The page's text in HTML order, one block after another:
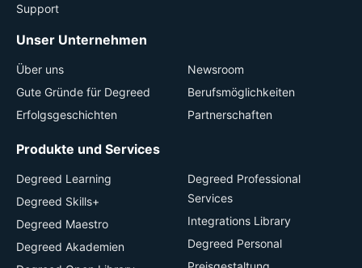
Support
Unser Unternehmen
Über uns
Gute Gründe für Degreed
Erfolgsgeschichten
Newsroom
Berufsmöglichkeiten
Partnerschaften
Produkte und Services
Degreed Learning
Degreed Skills+
Degreed Maestro
Degreed Akademien
Degreed Professional
Services
Integrations Library
Degreed Personal